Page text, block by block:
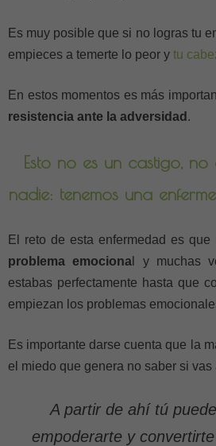
Es muy posible que si no logras tu
empieces a temerte lo peor y tu
En estos momentos es más
resistencia ante la adversidad .
Esto no es un castigo,
nadie: tenemos una
El reto de esta enfermedad es
problema emociona l y muchas
estabas perfectamente hasta que
empiezan los problemas
Es importante darse cuenta que la
el miedo que genera no saber si
A partir de ahí tú
empoderarte y